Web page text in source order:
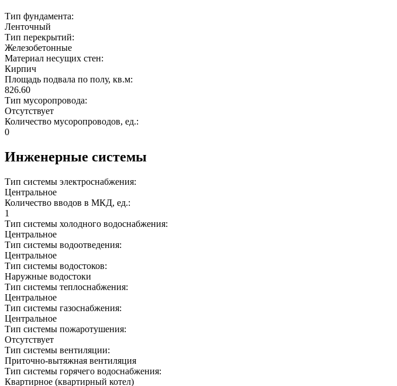
Тип фундамента:
Ленточный
Тип перекрытий:
Железобетонные
Материал несущих стен:
Кирпич
Площадь подвала по полу, кв.м:
826.60
Тип мусоропровода:
Отсутствует
Количество мусоропроводов, ед.:
0
Инженерные системы
Тип системы электроснабжения:
Центральное
Количество вводов в МКД, ед.:
1
Тип системы холодного водоснабжения:
Центральное
Тип системы водоотведения:
Центральное
Тип системы водостоков:
Наружные водостоки
Тип системы теплоснабжения:
Центральное
Тип системы газоснабжения:
Центральное
Тип системы пожаротушения:
Отсутствует
Тип системы вентиляции:
Приточно-вытяжная вентиляция
Тип системы горячего водоснабжения:
Квартирное (квартирный котел)